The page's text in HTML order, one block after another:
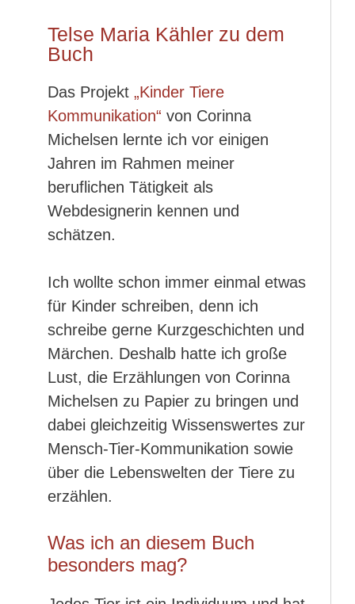
Telse Maria Kähler zu dem
Buch
Das Projekt „Kinder Tiere
Kommunikation“ von Corinna
Michelsen lernte ich vor einigen
Jahren im Rahmen meiner
beruflichen Tätigkeit als
Webdesignerin kennen und
schätzen.
Ich wollte schon immer einmal etwas
für Kinder schreiben, denn ich
schreibe gerne Kurzgeschichten und
Märchen. Deshalb hatte ich große
Lust, die Erzählungen von Corinna
Michelsen zu Papier zu bringen und
dabei gleichzeitig Wissenswertes zur
Mensch-Tier-Kommunikation sowie
über die Lebenswelten der Tiere zu
erzählen.
Was ich an diesem Buch
besonders mag?